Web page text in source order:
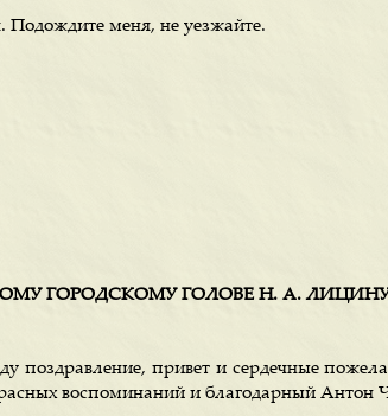
Подождите меня, не уезжайте.
ГОРОДСКОМУ ГОЛОВЕ Н. А.
поздравление, привет и сердечные
воспоминаний и благодарный Антон